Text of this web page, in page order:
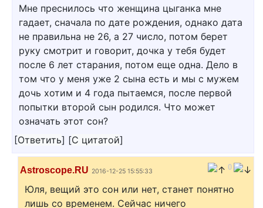
Мне преснилось что женщина цыганка мне
гадает, сначала по дате рождения, однако дата
не правильна не 26, а 27 число, потом берет
руку смотрит и говорит, дочка у тебя будет
после 6 лет старания, потом еще одна. Дело в
том что у меня уже 2 сына есть и мы с мужем
дочь хотим и 4 года пытаемся, после первой
попытки второй сын родился. Что может
означать этот сон?
[Ответить] [С цитатой]
Astroscope.RU 2016-12-25 15:55:33 0
Юля, вещий это сон или нет, станет понятно
лишь со временем. Сейчас ничего